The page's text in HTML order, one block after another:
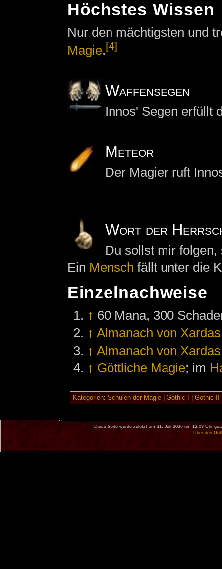
Höchstes Wissen
Nur den mächtigsten und
Magie. [4]
Waffensegen
Innos' Segen erfüllt
Meteor
Der Magier ruft
Wort der
Du sollst mir
Ein Mensch fällt unter die
Einzelnachweise
↑ 60 Mana, 300
↑ Almanach von Xardas
↑ Almanach von Xardas
↑ Göttliche Magie; im
Kategorien: Schulen der Magie| Gothic I Gothic II
Diese Seite wurde zuletzt am 31. Juli 2026 um 12:08 Uhr
Über den